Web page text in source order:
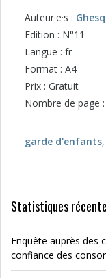
Auteur·e·s :
Edition : N°11
Langue : fr
Format : A4
Prix : Gratuit
Nombre de page
garde d'enfants,
Statistiques
Enquête auprès des
confiance des